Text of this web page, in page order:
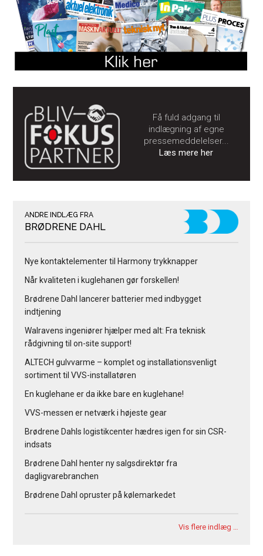
Få fuld adgang til
indlægning af egne
pressemeddelelser...
Læs mere her
ANDRE INDLÆG FRA
BRØDRENE DAHL
Nye kontaktelementer til Harmony trykknapper
Når kvaliteten i kuglehanen gør forskellen!
Brødrene Dahl lancerer batterier med indbygget
indtjening
Walravens ingeniører hjælper med alt: Fra teknisk
rådgivning til on-site support!
ALTECH gulvvarme – komplet og installationsvenligt
sortiment til VVS-installatøren
En kuglehane er da ikke bare en kuglehane!
VVS-messen er netværk i højeste gear
Brødrene Dahls logistikcenter hædres igen for sin CSR-
indsats
Brødrene Dahl henter ny salgsdirektør fra
dagligvarebranchen
Brødrene Dahl opruster på kølemarkedet
Vis flere indlæg …